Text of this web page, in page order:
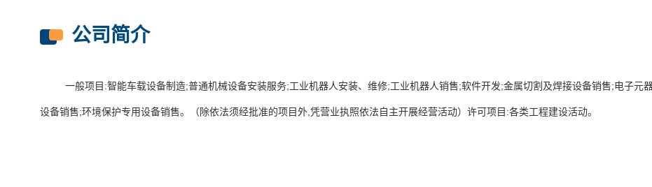
公司简介
一般项目:智能车载设备制造;普通机械设备安装服务;工业机器人安装、维修;工业机器人销售;软件开发;金属切割及焊接设备销售;电子元
设备销售;环境保护专用设备销售。（除依法须经批准的项目外,凭营业执照依法自主开展经营活动）许可项目:各类工程建设活动。